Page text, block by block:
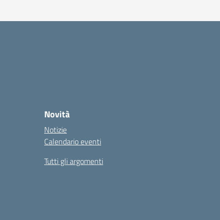
Novità
Notizie
Calendario eventi
Tutti gli argomenti